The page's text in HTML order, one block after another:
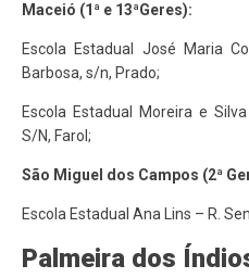
Maceió (1ª e 13ªGeres):
Escola Estadual José Maria
Barbosa, s/n, Prado;
Escola Estadual Moreira e
S/N, Farol;
São Miguel dos Campos (2ª
Escola Estadual Ana Lins – R.
Palmeira dos